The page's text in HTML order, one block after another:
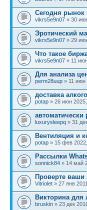
Сегодня рынок
vikrs5e9n07 » 30
Эротический
vikrs5e9n07 » 29
Что такое
vikrs5e9n07 » 11
Для анализа
perm28uup » 11 июн
доставка
potap » 26 июн
автоматически
luxurysleepq » 31
Вентиляция и
potap » 15 фев
Рассылки
sonnick84 » 14 май
Проверте ваши
Vitriolet » 27 янв
Викторина для
bruskin » 23 дек